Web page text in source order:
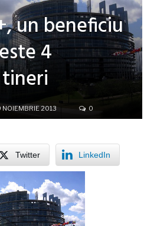
un beneficiu
4
NOIEMBRIE 2013
0
Twitter LinkedIn